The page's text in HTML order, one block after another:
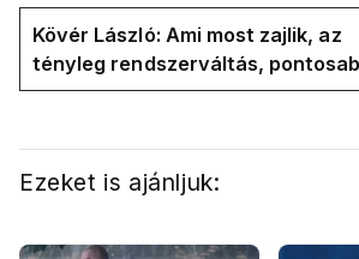
Kövér László: Ami most zajlik, az
tényleg rendszerváltás,
rendszervisszaváltás
Ezeket is ajánljuk: